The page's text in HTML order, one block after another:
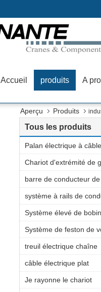
Accueil produits A
Aperçu Produits
Tous les produits
Palan électrique à câble
Chariot d'extrémité de
barre de conducteur
système à rails de
Système élevé de
Système de feston de
treuil électrique chaîne
câble électrique plat
Je rayonne le chariot